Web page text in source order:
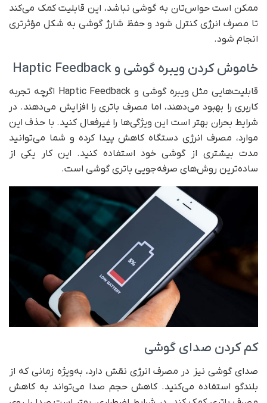
ممکن است حواس‌تان به گوشی نباشد، این قابلیت کمک می‌کند
تا مصرف انرژی کنترل شود و حفظ شارژ گوشی به شکل مؤثرتری
انجام شود.
خاموش کردن ویبره گوشی و Haptic Feedback
قابلیت‌هایی مثل ویبره گوشی و Haptic Feedback اگرچه تجربه
کاربری را بهبود می‌دهند، اما مصرف باتری را افزایش می‌دهند. در
شرایط بحران بهتر است این ویژگی‌ها را غیرفعال کنید. با حذف این
موارد، مصرف انرژی دستگاه کاهش پیدا کرده و شما می‌توانید
مدت بیشتری از گوشی خود استفاده کنید. این کار یکی از
ساده‌ترین روش‌های صرفه‌جویی باتری گوشی است.
کم کردن صدای گوشی
صدای گوشی نیز در مصرف انرژی نقش دارد، به‌ویژه زمانی که از
بلندگو استفاده می‌کنید. کاهش حجم صدا می‌تواند به کاهش